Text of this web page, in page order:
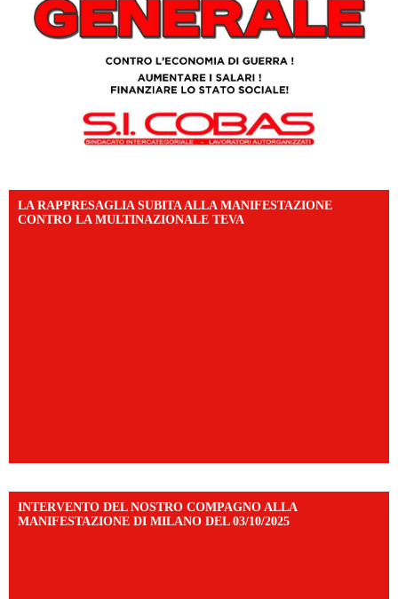
LA RAPPRESAGLIA SUBITA ALLA MANIFESTAZIONE
CONTRO LA MULTINAZIONALE TEVA
INTERVENTO DEL NOSTRO COMPAGNO ALLA
MANIFESTAZIONE DI MILANO DEL 03/10/2025